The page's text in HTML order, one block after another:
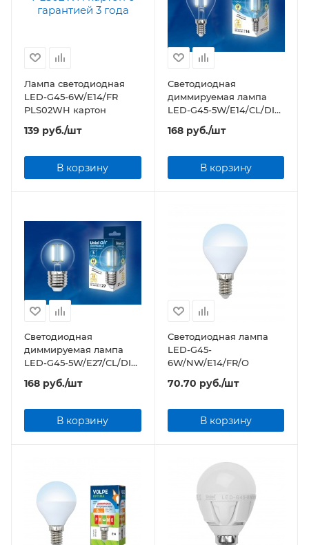
Лампа светодиодная
LED-G45-6W/E14/FR
PLS02WH картон
139 руб./шт
В корзину
Светодиодная
диммируемая лампа
LED-G45-5W/E14/CL/DIM
прозрачная
168руб./шт
В корзину
Светодиодная
диммируемая лампа
LED-G45-5W/E27/CL/DIM
прозрачная
168 руб./шт
В корзину
Светодиодная лампа
LED-G45-
6W/NW/E14/FR/O
70.70 руб./шт
В корзину